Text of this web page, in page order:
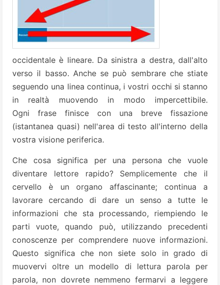
occidentale è lineare. Da sinistra a destra, dall'alto
verso il basso. Anche se può sembrare che stiate
seguendo una linea continua, i vostri occhi si stanno
in realtà muovendo in modo impercettibile.
Ogni frase finisce con una breve fissazione
(istantanea quasi) nell'area di testo all'interno della
vostra visione periferica.
Che cosa significa per una persona che vuole
diventare lettore rapido? Semplicemente che il
cervello è un organo affascinante; continua a
lavorare cercando di dare un senso a tutte le
informazioni che sta processando, riempiendo le
parti vuote, quando può, utilizzando precedenti
conoscenze per comprendere nuove informazioni.
Questo significa che non siete solo in grado di
muovervi oltre un modello di lettura parola per
parola, non dovrete nemmeno fermarvi a leggere